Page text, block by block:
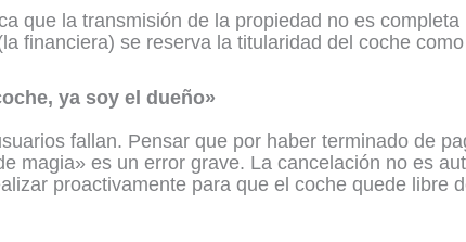
que la transmisión de la propiedad no es completa
financiera) se reserva la titularidad del coche
ya soy el dueño»
fallan. Pensar que por haber terminado de
magia» es un error grave. La cancelación no es
proactivamente para que el coche quede libre